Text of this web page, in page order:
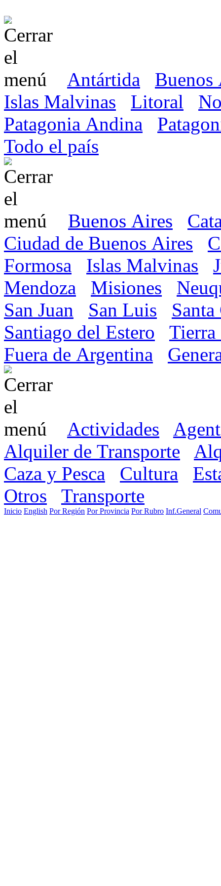
Antártida
Buenos
Islas Malvinas
Litoral
Patagonia Andina
Todo el país
Buenos Aires
Ciudad de Buenos Aires
Formosa
Islas Malvinas
Mendoza
Misiones
San Juan
San Luis
Santiago del Estero
Tierra
Fuera de Argentina
Actividades
Alquiler de Transporte
Caza y Pesca
Cultura
Otros
Transporte
Inicio English Por Región Por Provincia Por Rubro Inf.General